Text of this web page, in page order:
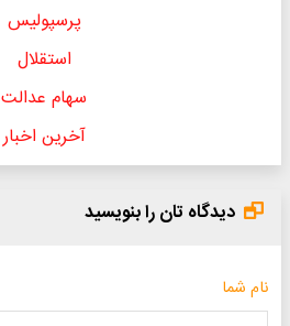
پرسپولیس
استقلال
سهام عدالت
آخرین اخبار
دیدگاه تان را بنویسید
نام شما